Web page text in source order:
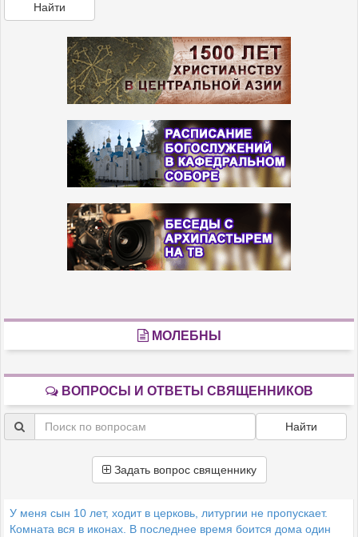
Найти
МОЛЕБНЫ
ВОПРОСЫ И ОТВЕТЫ СВЯЩЕННИКОВ
Найти
Задать вопрос священнику
У меня сын 10 лет, ходит в церковь, литургии не пропускает.
Комната вся в иконах. В последнее время боится дома один